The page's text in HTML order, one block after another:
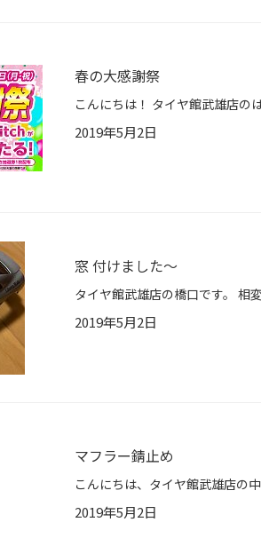
春の大感謝祭
2019年5月2日
窓 付けました〜
2019年5月2日
マフラー錆止め
2019年5月2日